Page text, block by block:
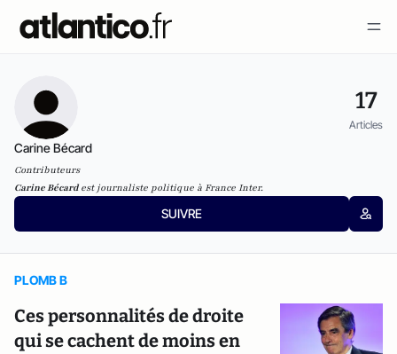
17
Articles
Carine Bécard
Contributeurs
Carine Bécardest journaliste politique à France Inter.
SUIVRE
PLOMB B
Ces personnalités de droite
qui se cachent de moins en